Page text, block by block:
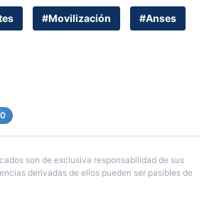
#Movilización #Anses
0
son de exclusiva responsabilidad de sus
derivadas de ellos pueden ser pasibles de